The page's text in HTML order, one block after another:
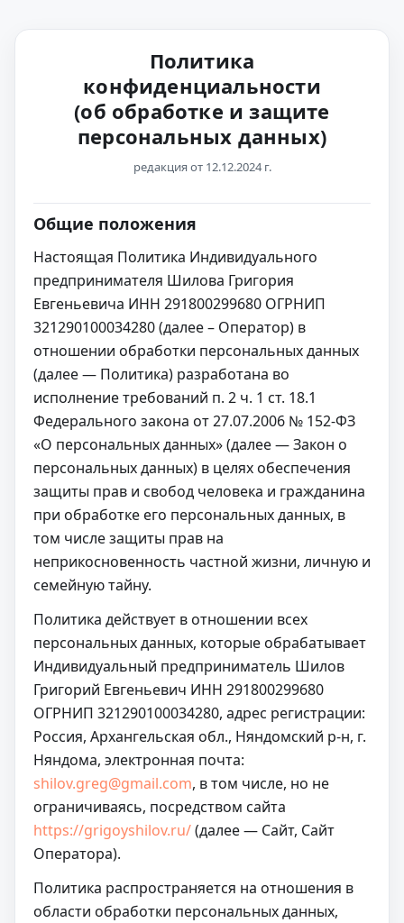
Политика
конфиденциальности
(об обработке и защите
персональных данных)
редакция от 12.12.2024 г.
Общие положения
Настоящая Политика Индивидуального
предпринимателя Шилова Григория
Евгеньевича ИНН 291800299680 ОГРНИП
321290100034280 (далее – Оператор) в
отношении обработки персональных данных
(далее — Политика) разработана во
исполнение требований п. 2 ч. 1 ст. 18.1
Федерального закона от 27.07.2006 № 152-ФЗ
«О персональных данных» (далее — Закон о
персональных данных) в целях обеспечения
защиты прав и свобод человека и гражданина
при обработке его персональных данных, в
том числе защиты прав на
неприкосновенность частной жизни, личную и
семейную тайну.
Политика действует в отношении всех
персональных данных, которые обрабатывает
Индивидуальный предприниматель Шилов
Григорий Евгеньевич ИНН 291800299680
ОГРНИП 321290100034280, адрес регистрации:
Россия, Архангельская обл., Няндомский р-н, г.
Няндома, электронная почта:
shilov.greg@gmail.com, в том числе, но не
ограничиваясь, посредством сайта
https://grigoyshilov.ru/(далее — Сайт, Сайт
Оператора).
Политика распространяется на отношения в
области обработки персональных данных,